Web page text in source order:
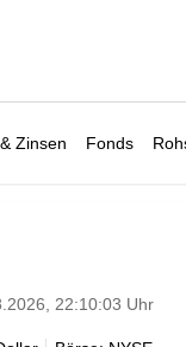
Zinsen Fonds
22:10:03 Uhr